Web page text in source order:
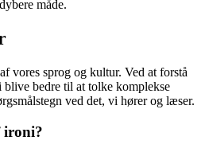
måde.
vores sprog og kultur. Ved at forstå
bedre til at tolke komplekse
ved det, vi hører og læser.
ironi?